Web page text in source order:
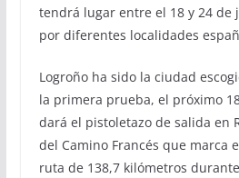
tendrá lugar entre el 18 y 24
por diferentes localidades
Logroño ha sido la ciudad
la primera prueba, el próximo
dará el pistoletazo de salida en
del Camino Francés que marca
ruta de 138,7 kilómetros